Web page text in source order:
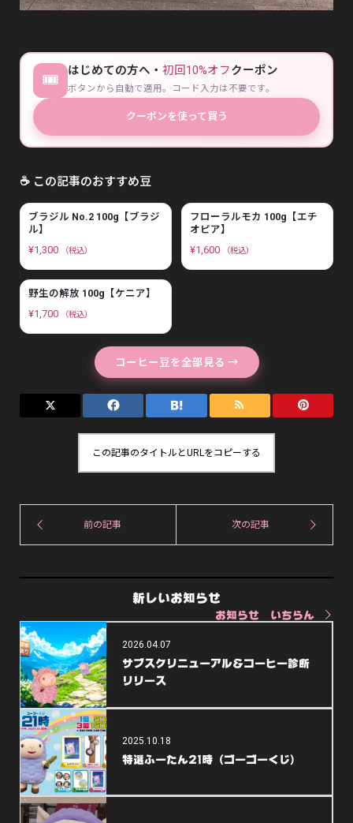
🎟 はじめての方へ・初回10%オフクーポン
ボタンから自動で適用。コード入力は不要です。
クーポンを使って買う
☕ この記事のおすすめ豆
ブラジル No.2 100g【ブラジ
ル】
¥1,300 （税込）
フローラルモカ 100g【エチ
オピア】
¥1,600 （税込）
野生の解放 100g【ケニア】
¥1,700 （税込）
コーヒー豆を全部見る →
この記事のタイトルとURLをコピーする
新しいお知らせ
お知らせ いちらん
2026.04.07
サブスクリニューアル＆コーヒー診断
リリース
2025.10.18
特選ふーたん21時（ゴーゴーくじ）